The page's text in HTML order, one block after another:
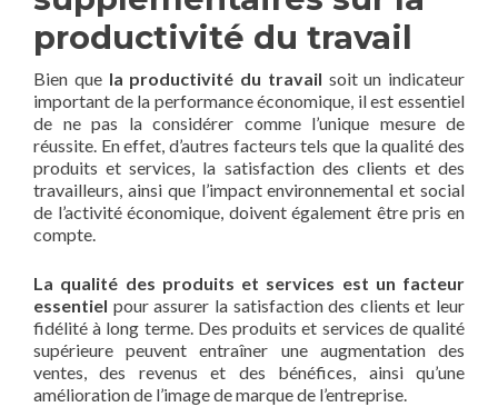
productivité du travail
Bien que la productivité du travail soit un indicateur
important de la performance économique, il est essentiel
de ne pas la considérer comme l’unique mesure de
réussite. En effet, d’autres facteurs tels que la qualité des
produits et services, la satisfaction des clients et des
travailleurs, ainsi que l’impact environnemental et social
de l’activité économique, doivent également être pris en
compte.
La qualité des produits et services est un facteur
essentiel pour assurer la satisfaction des clients et leur
fidélité à long terme. Des produits et services de qualité
supérieure peuvent entraîner une augmentation des
ventes, des revenus et des bénéfices, ainsi qu’une
amélioration de l’image de marque de l’entreprise.